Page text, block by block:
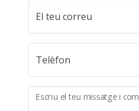
El teu correu
Telèfon
Escriu el teu missatge i